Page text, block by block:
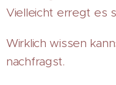
Vielleicht erregt es
Wirklich wissen
nachfragst.